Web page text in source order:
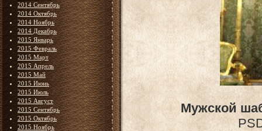
2014 Сентябрь
2014 Октябрь
2014 Ноябрь
2014 Декабрь
2015 Январь
2015 Февраль
2015 Март
2015 Апрель
2015 Май
2015 Июнь
2015 Июль
2015 Август
2015 Сентябрь
2015 Октябрь
2015 Ноябрь
Мужской